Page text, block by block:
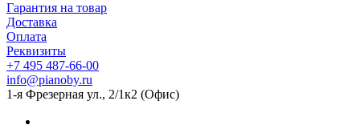
Гарантия на товар
Доставка
Оплата
Реквизиты
+7 495 487-66-00
info@pianoby.ru
1-я Фрезерная ул., 2/1к2 (Офис)